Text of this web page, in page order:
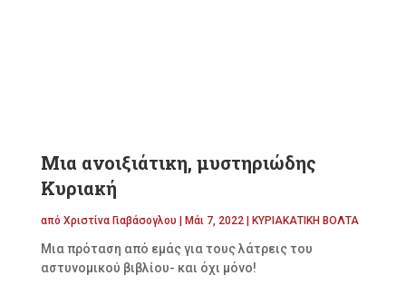
Μια ανοιξιάτικη, μυστηριώδης
Κυριακή
από Χριστίνα Γιαβάσογλου | Μάι 7, 2022| ΚΥΡΙΑΚΑΤΙΚΗ ΒΟΛΤΑ
Μια πρόταση από εμάς για τους λάτρεις του
αστυνομικού βιβλίου- και όχι μόνο!